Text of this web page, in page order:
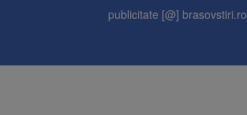
publicitate [@] brasovstiri.ro